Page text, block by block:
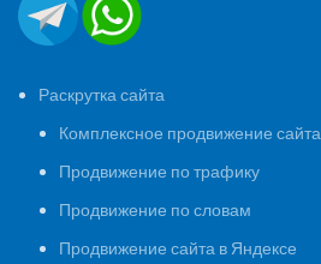
Раскрутка сайта
Комплексное продвижение сайта
Продвижение по трафику
Продвижение по словам
Продвижение сайта в Яндексе